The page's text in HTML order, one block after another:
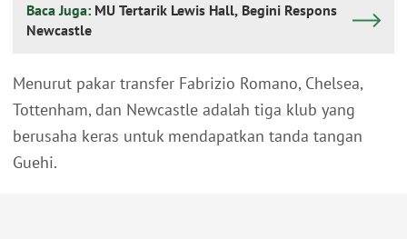
Baca Juga: MU Tertarik Lewis Hall, Begini Respons
Newcastle
Menurut pakar transfer Fabrizio Romano, Chelsea,
Tottenham, dan Newcastle adalah tiga klub yang
berusaha keras untuk mendapatkan tanda tangan
Guehi.